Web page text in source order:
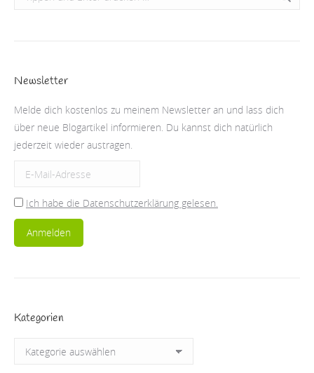
Newsletter
Melde dich kostenlos zu meinem Newsletter an und lass dich
über neue Blogartikel informieren. Du kannst dich natürlich
jederzeit wieder austragen.
Ich habe die Datenschutzerklärung gelesen.
Kategorien
Kategorien